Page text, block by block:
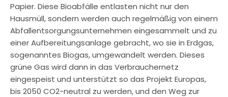
Papier. Diese Bioabfälle entlasten nicht nur den
Hausmüll, sondern werden auch regelmäßig von einem
Abfallentsorgungsunternehmen eingesammelt und zu
einer Aufbereitungsanlage gebracht, wo sie in Erdgas,
sogenanntes Biogas, umgewandelt werden. Dieses
grüne Gas wird dann in das Verbrauchernetz
eingespeist und unterstützt so das Projekt Europas,
bis 2050 CO2-neutral zu werden, und den Weg zur